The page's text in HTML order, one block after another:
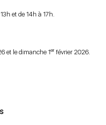
et de 14h à 17h.
et le dimanche 1er février 2026.